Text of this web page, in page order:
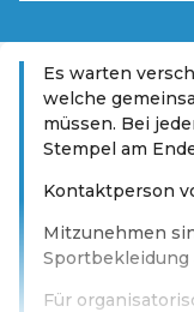
Es warten
welche
müssen. Bei
Stempel am
Kontaktperson
Mitzunehmen
Sportbekleidung
Für